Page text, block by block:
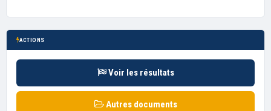
ACTIONS
Voir les résultats
Autres documents